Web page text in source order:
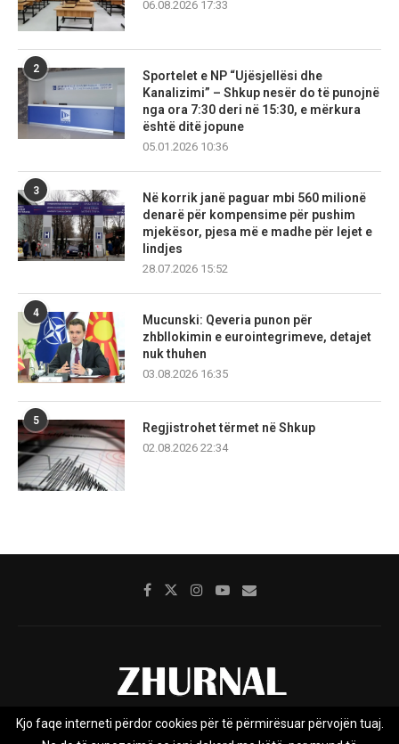
06.08.2026 17:33
2
Sportelet e NP “Ujësjellësi dhe
Kanalizimi” – Shkup nesër do të punojnë
nga ora 7:30 deri në 15:30, e mërkura
është ditë jopune
05.01.2026 10:36
3
Në korrik janë paguar mbi 560 milionë
denarë për kompensime për pushim
mjekësor, pjesa më e madhe për lejet e
lindjes
28.07.2026 15:52
4
Mucunski: Qeveria punon për
zhbllokimin e eurointegrimeve, detajet
nuk thuhen
03.08.2026 16:35
5
Regjistrohet tërmet në Shkup
02.08.2026 22:34
Rreth nesh Impresumi Marketing Kontakt
Kjo faqe interneti përdor cookies për të përmirësuar përvojën tuaj.